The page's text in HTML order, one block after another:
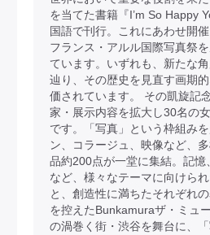
を当てた書籍『I’m So Happy
国語で刊行。これにあわせ開
フランス・アルル国際写真祭
ています。いずれも、新たな
辿り、その歴史を見直す画期
価されています。 その凱旋記
家・展示内容を拡大し30名の
です。「写真」という枠組み
ン、コラージュ、映像など、
品約200点が一堂に集結。記
など、様々なテーマに向けら
と、創造性に満ちたそれぞれ
を控えたBunkamuraザ・ミュ
の渦巻く街・渋谷を舞台に、